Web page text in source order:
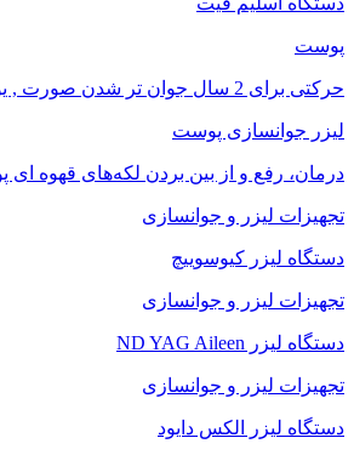
پوست
حرکتی برای 2 سال جوان تر شدن صورت , یوگای صورت
لیزر جوانسازی پوست
درمان، رفع و از بین بردن لکه‌های قهوه ای
تجهیزات لیزر و جوانسازی
دستگاه لیزر کیوسوییچ
تجهیزات لیزر و جوانسازی
دستگاه لیزر ND YAG Aileen
تجهیزات لیزر و جوانسازی
دستگاه لیزر الکس دایود